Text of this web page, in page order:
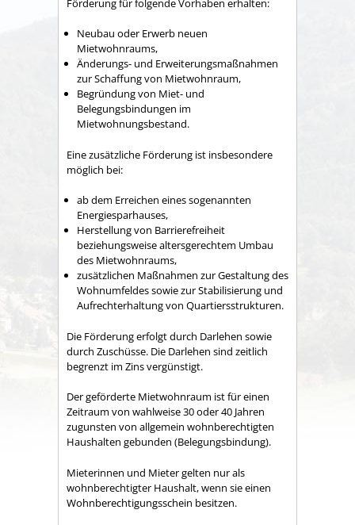
Förderung für folgende Vorhaben erhalten:
Neubau oder Erwerb neuen
Mietwohnraums,
Änderungs- und Erweiterungsmaßnahmen
zur Schaffung von Mietwohnraum,
Begründung von Miet- und
Belegungsbindungen im
Mietwohnungsbestand.
Eine zusätzliche Förderung ist insbesondere
möglich bei:
ab dem Erreichen eines sogenannten
Energiesparhauses,
Herstellung von Barrierefreiheit
beziehungsweise altersgerechtem Umbau
des Mietwohnraums,
zusätzlichen Maßnahmen zur Gestaltung des
Wohnumfeldes sowie zur Stabilisierung und
Aufrechterhaltung von Quartiersstrukturen.
Die Förderung erfolgt durch Darlehen sowie
durch Zuschüsse. Die Darlehen sind zeitlich
begrenzt im Zins vergünstigt.
Der geförderte Mietwohnraum ist für einen
Zeitraum von wahlweise 30 oder 40 Jahren
zugunsten von allgemein wohnberechtigten
Haushalten gebunden (Belegungsbindung).
Mieterinnen und Mieter gelten nur als
wohnberechtigter Haushalt, wenn sie einen
Wohnberechtigungsschein besitzen.